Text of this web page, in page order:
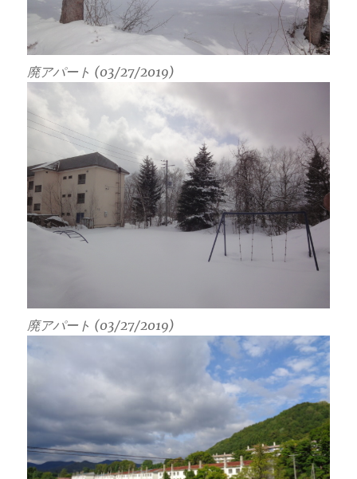
廃アパート (03/27/2019)
廃アパート (03/27/2019)